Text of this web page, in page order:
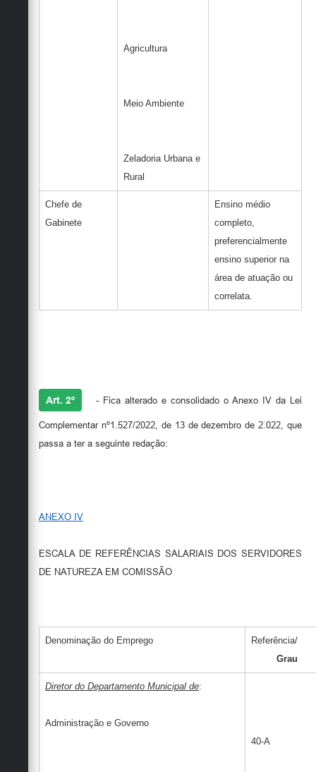
Agricultura
Meio Ambiente
Zeladoria Urbana e
Rural
Chefe de
Gabinete
Ensino médio
completo,
preferencialmente
ensino superior na
área de atuação ou
correlata.
Art. 2º - Fica alterado e consolidado o Anexo IV da Lei
Complementar nº1.527/2022, de 13 de dezembro de 2.022, que
passa a ter a seguinte redação:
ANEXO IV
ESCALA DE REFERÊNCIAS SALARIAIS DOS SERVIDORES
DE NATUREZA EM COMISSÃO
Denominação do Emprego
Referência/
Grau
Diretor do Departamento Municipal de:
Administração e Governo
40-A